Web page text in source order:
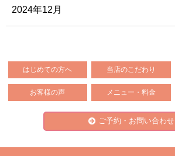
2024年12月
はじめての方へ 当店のこだわり
お客様の声 メニュー・料金
ご予約・お問い合わせ